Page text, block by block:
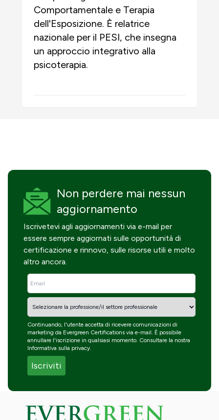
Comportamentale e Terapia
dell'Esposizione. È relatrice
nazionale per il PESI, che insegna
un approccio integrativo alla
psicoterapia.
Non perdere mai nessun
aggiornamento
Iscrivetevi agli aggiornamenti via e-mail per
essere sempre aggiornati sulle opportunità di
certificazione e rinnovo, sulle risorse utili e molto
altro ancora.
Continuando, l'utente accetta di ricevere comunicazioni di
marketing da Evergreen Certifications via e-mail. È possibile
annullare l'iscrizione in qualsiasi momento. Consultare la nostra
Informativa sulla privacy.